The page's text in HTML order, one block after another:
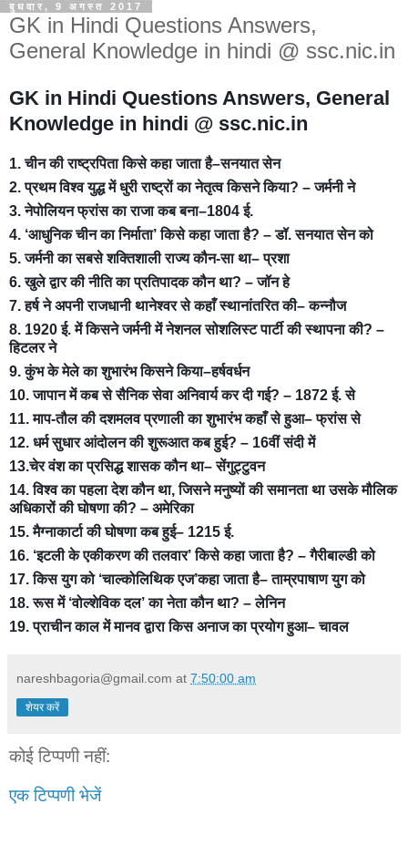
बुधवार, 9 अगस्त 2017
GK in Hindi Questions Answers,
General Knowledge in hindi @ ssc.nic.in
GK in Hindi Questions Answers, General
Knowledge in hindi @ ssc.nic.in
1. चीन की राष्ट्रपिता किसे कहा जाता है–सनयात सेन
2. प्रथम विश्व युद्ध में धुरी राष्ट्रों का नेतृत्व किसने किया? – जर्मनी ने
3. नेपोलियन फ्रांस का राजा कब बना–1804 ई.
4. ‘आधुनिक चीन का निर्माता’ किसे कहा जाता है? – डॉ. सनयात सेन को
5. जर्मनी का सबसे शक्तिशाली राज्य कौन-सा था– प्रशा
6. खुले द्वार की नीति का प्रतिपादक कौन था? – जॉन हे
7. हर्ष ने अपनी राजधानी थानेश्वर से कहाँ स्थानांतरित की– कन्नौज
8. 1920 ई. में किसने जर्मनी में नेशनल सोशलिस्ट पार्टी की स्थापना की? –
हिटलर ने
9. कुंभ के मेले का शुभारंभ किसने किया–हर्षवर्धन
10. जापान में कब से सैनिक सेवा अनिवार्य कर दी गई? – 1872 ई. से
11. माप-तौल की दशमलव प्रणाली का शुभारंभ कहाँ से हुआ– फ्रांस से
12. धर्म सुधार आंदोलन की शुरूआत कब हुई? – 16वीं संदी में
13.चेर वंश का प्रसिद्ध शासक कौन था– सेंगुट्टुवन
14. विश्व का पहला देश कौन था, जिसने मनुष्यों की समानता था उसके मौलिक
अधिकारों की घोषणा की? – अमेरिका
15. मैग्नाकार्टा की घोषणा कब हुई– 1215 ई.
16. ‘इटली के एकीकरण की तलवार’ किसे कहा जाता है? – गैरीबाल्डी को
17. किस युग को ‘चाल्कोलिथिक एज’कहा जाता है– ताम्रपाषाण युग को
18. रूस में ‘वोल्शेविक दल’ का नेता कौन था? – लेनिन
19. प्राचीन काल में मानव द्वारा किस अनाज का प्रयोग हुआ– चावल
nareshbagoria@gmail.com at 7:50:00 am
शेयर करें
कोई टिप्पणी नहीं:
एक टिप्पणी भेजें